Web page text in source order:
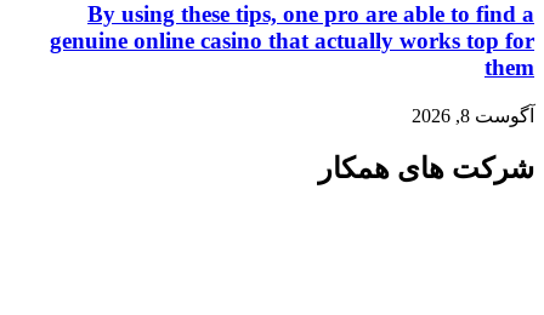
By using these tips, one pro are able to find a
genuine online casino that actually works top for
them
آگوست 8, 2026
شرکت های همکار